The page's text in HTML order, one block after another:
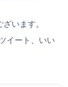
います。
イート、いい